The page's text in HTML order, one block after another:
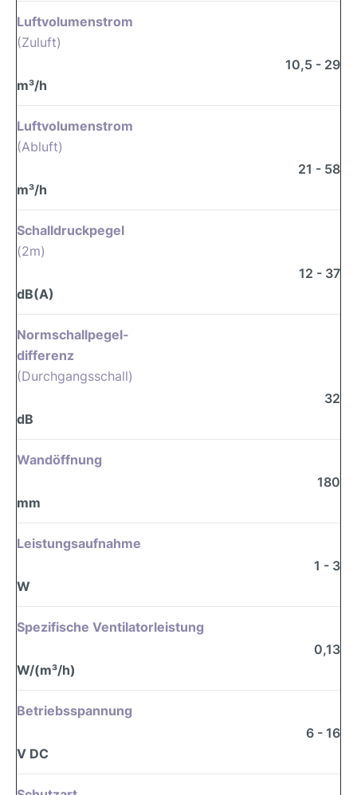
Luftvolumenstrom
(Zuluft)
10,5 - 29
m³/h
Luftvolumenstrom
(Abluft)
21 - 58
m³/h
Schalldruckpegel
(2m)
12 - 37
dB(A)
Normschallpegel-
differenz
(Durchgangsschall)
32
dB
Wandöffnung
180
mm
Leistungsaufnahme
1 - 3
W
Spezifische Ventilatorleistung
0,13
W/(m³/h)
Betriebsspannung
6 - 16
V DC